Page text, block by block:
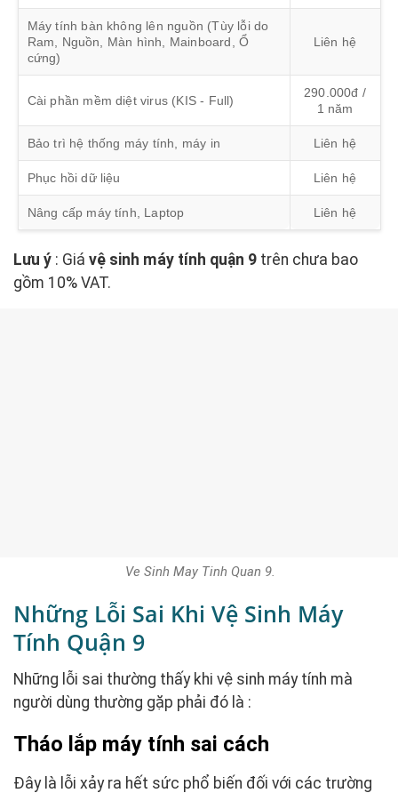
Máy tính bàn không lên nguồn (Tùy lỗi do
Ram, Nguồn, Màn hình, Mainboard, Ổ
cứng)
Liên hệ
Cài phần mềm diệt virus (KIS - Full)
290.000đ /
1 năm
Bảo trì hệ thống máy tính, máy in Liên hệ
Phục hồi dữ liệu Liên hệ
Nâng cấp máy tính, Laptop Liên hệ
Lưu ý : Giá vệ sinh máy tính quận 9 trên chưa bao
gồm 10% VAT.
Ve Sinh May Tinh Quan 9.
Những Lỗi Sai Khi Vệ Sinh Máy
Tính Quận 9
Những lỗi sai thường thấy khi vệ sinh máy tính mà
người dùng thường gặp phải đó là :
Tháo lắp máy tính sai cách
Đây là lỗi xảy ra hết sức phổ biến đối với các trường